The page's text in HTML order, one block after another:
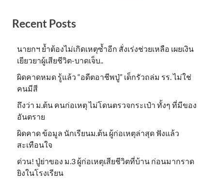
Recent Posts
นายกฯ ย้ำต้องไม่เกิดเหตุซ้ำอีก สั่งเร่งช่วยเหลือ เผยเงิน
เยียวยาผู้เสียชีวิต-บาดเจ็บ..
ผิดคาดหมด รู้แล้ว “อดีตอาชีพปู่” เด็กรัวถล่ม รร. ไม่ใช่
คนมีสี
ถึงว่า ม.ต้น คนก่อเหตุ ไม่โดนตรวจกระเป๋า ทั้งๆ ที่มีของ
อันตราย
ผิดคาด ข้อมูล นักเรียนม.ต้น ผู้ก่อเหตุล่าสุด ฟังแล้ว
สะเทือนใจ
ด่วน! ปู่ย่าของ ม.3 ผู้ก่อเหตุเสียชีวิตที่บ้าน ก่อนมากราด
ยิงในโรงเรียน